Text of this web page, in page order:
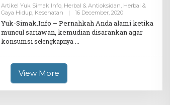
Artikel Yuk Simak Info, Herbal & Antioksidan, Herbal &
Gaya Hidup, Kesehatan | 16 December, 2020By
August
Yuk-Simak.Info – Pernahkah Anda alami ketika
muncul sariawan, kemudian disarankan agar
konsumsiselengkapnya
View More